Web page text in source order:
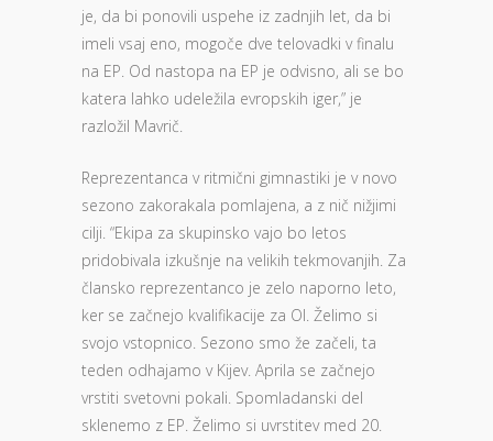
je, da bi ponovili uspehe iz zadnjih let, da bi
imeli vsaj eno, mogoče dve telovadki v finalu
na EP. Od nastopa na EP je odvisno, ali se bo
katera lahko udeležila evropskih iger,” je
razložil Mavrič.
Reprezentanca v ritmični gimnastiki je v novo
sezono zakorakala pomlajena, a z nič nižjimi
cilji. “Ekipa za skupinsko vajo bo letos
pridobivala izkušnje na velikih tekmovanjih. Za
člansko reprezentanco je zelo naporno leto,
ker se začnejo kvalifikacije za OI. Želimo si
svojo vstopnico. Sezono smo že začeli, ta
teden odhajamo v Kijev. Aprila se začnejo
vrstiti svetovni pokali. Spomladanski del
sklenemo z EP. Želimo si uvrstitev med 20.